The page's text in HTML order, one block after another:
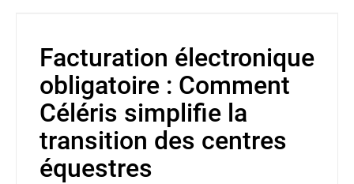
Facturation électronique
obligatoire : Comment
Céléris simplifie la
transition des centres
équestres